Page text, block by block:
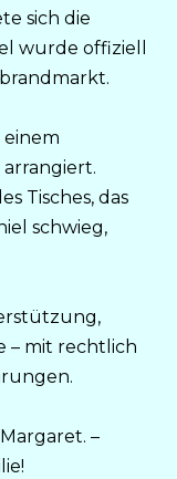
sich die
wurde offiziell
arrangiert.
Tisches, das
schwieg,
– mit rechtlich
–